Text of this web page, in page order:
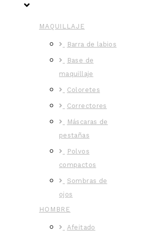
MAQUILLAJE
Barra de labios
Base de
maquillaje
Coloretes
Correctores
Máscaras de
pestañas
Polvos
compactos
Sombras de
ojos
HOMBRE
Afeitado